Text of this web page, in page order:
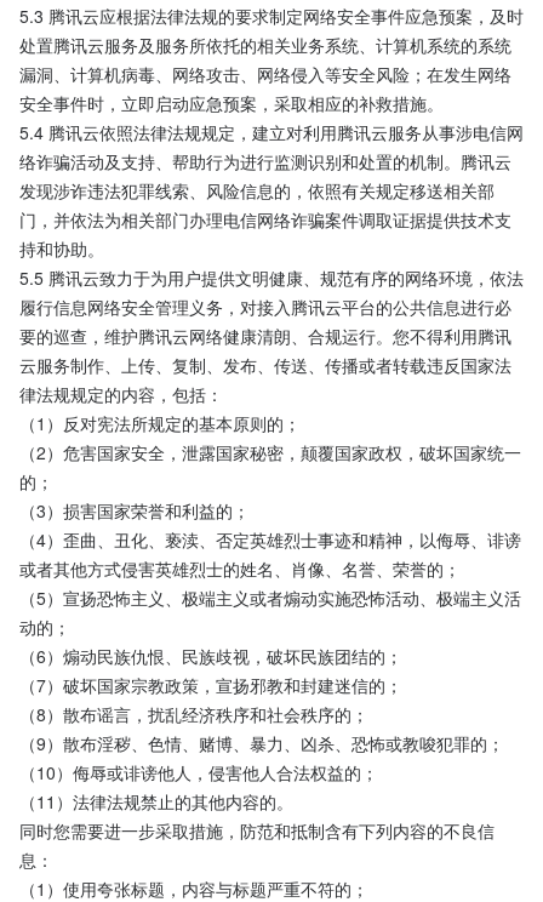
5.3 腾讯云应根据法律法规的要求制定网络安全事件应急预案，及时
处置腾讯云服务及服务所依托的相关业务系统、计算机系统的系统
漏洞、计算机病毒、网络攻击、网络侵入等安全风险；在发生网络
安全事件时，立即启动应急预案，采取相应的补救措施。
5.4 腾讯云依照法律法规规定，建立对利用腾讯云服务从事涉电信网
络诈骗活动及支持、帮助行为进行监测识别和处置的机制。腾讯云
发现涉诈违法犯罪线索、风险信息的，依照有关规定移送相关部
门，并依法为相关部门办理电信网络诈骗案件调取证据提供技术支
持和协助。
5.5 腾讯云致力于为用户提供文明健康、规范有序的网络环境，依法
履行信息网络安全管理义务，对接入腾讯云平台的公共信息进行必
要的巡查，维护腾讯云网络健康清朗、合规运行。您不得利用腾讯
云服务制作、上传、复制、发布、传送、传播或者转载违反国家法
律法规规定的内容，包括：
（1）反对宪法所规定的基本原则的；
（2）危害国家安全，泄露国家秘密，颠覆国家政权，破坏国家统一
的；
（3）损害国家荣誉和利益的；
（4）歪曲、丑化、亵渎、否定英雄烈士事迹和精神，以侮辱、诽谤
或者其他方式侵害英雄烈士的姓名、肖像、名誉、荣誉的；
（5）宣扬恐怖主义、极端主义或者煽动实施恐怖活动、极端主义活
动的；
（6）煽动民族仇恨、民族歧视，破坏民族团结的；
（7）破坏国家宗教政策，宣扬邪教和封建迷信的；
（8）散布谣言，扰乱经济秩序和社会秩序的；
（9）散布淫秽、色情、赌博、暴力、凶杀、恐怖或教唆犯罪的；
（10）侮辱或诽谤他人，侵害他人合法权益的；
（11）法律法规禁止的其他内容的。
同时您需要进一步采取措施，防范和抵制含有下列内容的不良信
息：
（1）使用夸张标题，内容与标题严重不符的；